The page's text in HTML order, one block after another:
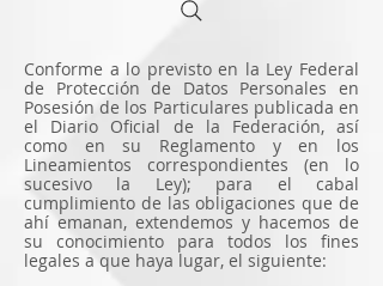
Conforme a lo previsto en la Ley Federal
de Protección de Datos Personales en
Posesión de los Particulares publicada en
el Diario Oficial de la Federación, así
como en su Reglamento y en los
Lineamientos correspondientes (en lo
sucesivo la Ley); para el cabal
cumplimiento de las obligaciones que de
ahí emanan, extendemos y hacemos de
su conocimiento para todos los fines
legales a que haya lugar, el siguiente: